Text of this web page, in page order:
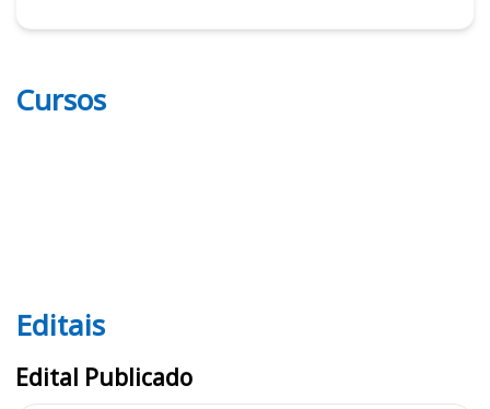
Cursos
Editais CRECI 19 (MT)
Editais
Edital Publicado